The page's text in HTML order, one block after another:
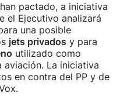
pactado, a iniciativa
el Ejecutivo analizará
una posible
jets privados y para
utilizado como
La iniciativa
en contra del PP y de